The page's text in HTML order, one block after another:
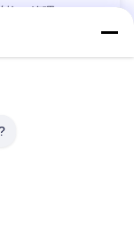
格に管理して
位に応じた